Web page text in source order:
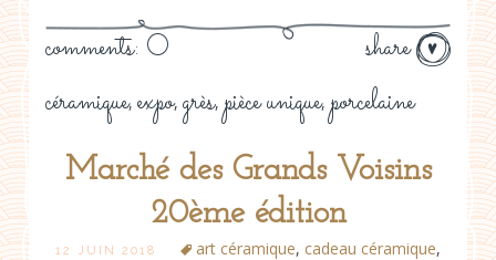
share
comments: 0
céramique, expo, grès, pièce unique, porcelaine
Marché des Grands Voisins
20ème édition
12 JUIN 2018 art céramique, cadeau céramique,